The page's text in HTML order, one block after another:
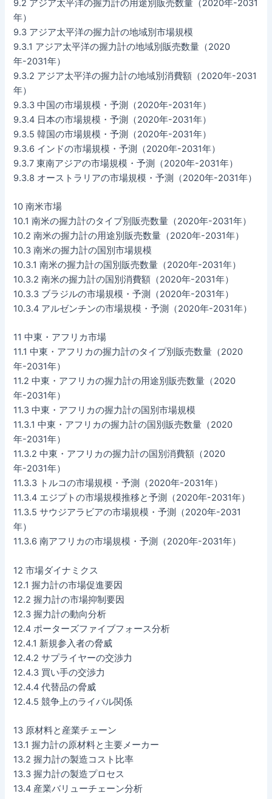
9.2 アジア太平洋の握力計の用途別販売数量（2020年-2031
年）
9.3 アジア太平洋の握力計の地域別市場規模
9.3.1 アジア太平洋の握力計の地域別販売数量（2020
年-2031年）
9.3.2 アジア太平洋の握力計の地域別消費額（2020年-2031
年）
9.3.3 中国の市場規模・予測（2020年-2031年）
9.3.4 日本の市場規模・予測（2020年-2031年）
9.3.5 韓国の市場規模・予測（2020年-2031年）
9.3.6 インドの市場規模・予測（2020年-2031年）
9.3.7 東南アジアの市場規模・予測（2020年-2031年）
9.3.8 オーストラリアの市場規模・予測（2020年-2031年）
10 南米市場
10.1 南米の握力計のタイプ別販売数量（2020年-2031年）
10.2 南米の握力計の用途別販売数量（2020年-2031年）
10.3 南米の握力計の国別市場規模
10.3.1 南米の握力計の国別販売数量（2020年-2031年）
10.3.2 南米の握力計の国別消費額（2020年-2031年）
10.3.3 ブラジルの市場規模・予測（2020年-2031年）
10.3.4 アルゼンチンの市場規模・予測（2020年-2031年）
11 中東・アフリカ市場
11.1 中東・アフリカの握力計のタイプ別販売数量（2020
年-2031年）
11.2 中東・アフリカの握力計の用途別販売数量（2020
年-2031年）
11.3 中東・アフリカの握力計の国別市場規模
11.3.1 中東・アフリカの握力計の国別販売数量（2020
年-2031年）
11.3.2 中東・アフリカの握力計の国別消費額（2020
年-2031年）
11.3.3 トルコの市場規模・予測（2020年-2031年）
11.3.4 エジプトの市場規模推移と予測（2020年-2031年）
11.3.5 サウジアラビアの市場規模・予測（2020年-2031
年）
11.3.6 南アフリカの市場規模・予測（2020年-2031年）
12 市場ダイナミクス
12.1 握力計の市場促進要因
12.2 握力計の市場抑制要因
12.3 握力計の動向分析
12.4 ポーターズファイブフォース分析
12.4.1 新規参入者の脅威
12.4.2 サプライヤーの交渉力
12.4.3 買い手の交渉力
12.4.4 代替品の脅威
12.4.5 競争上のライバル関係
13 原材料と産業チェーン
13.1 握力計の原材料と主要メーカー
13.2 握力計の製造コスト比率
13.3 握力計の製造プロセス
13.4 産業バリューチェーン分析